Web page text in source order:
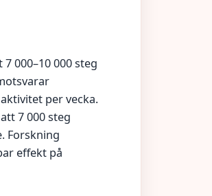
000–10 000 steg
per vecka.
7 000 steg
Forskning
effekt på